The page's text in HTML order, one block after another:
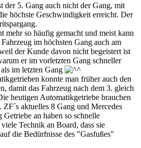
der 5. Gang auch nicht der Gang, mit
höchste Geschwindigkeit erreicht. Der
mehr so häufig gemacht und meist kann
im höchsten Gang auch am
der Kunde davon nicht begeistert ist
er im vorletzten Gang schneller
im letzten Gang
konnte man früher auch den
damit das Fahrzeug nach dem 3. gleich
heutigen Automatikgetriebe brauchen
ZF´s aktuelles 8 Gang und Mercedes
an haben so schnelle
Technik an Board, dass sie
die Bedürfnisse des "Gasfußes"